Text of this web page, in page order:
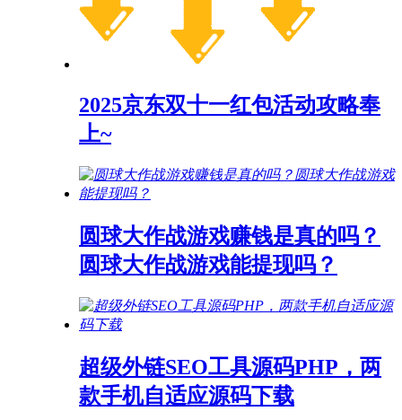
2025京东双十一红包活动攻略奉
上~
圆球大作战游戏赚钱是真的吗？
圆球大作战游戏能提现吗？
超级外链SEO工具源码PHP，两
款手机自适应源码下载